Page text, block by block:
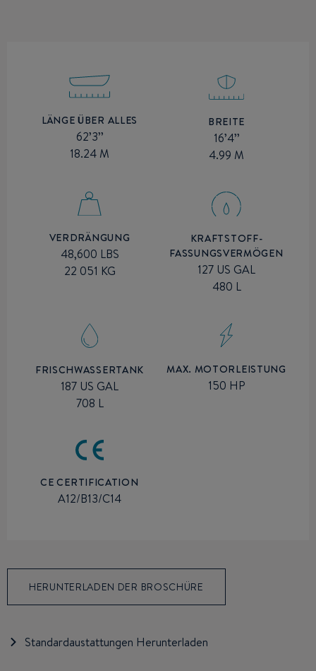
LÄNGE ÜBER ALLES
62’3’’
18.24 M
BREITE
16’4’’
4.99 M
VERDRÄNGUNG
48,600 LBS
22 051 KG
KRAFTSTOFF-
FASSUNGSVERMÖGEN
127 US GAL
480 L
FRISCHWASSERTANK
187 US GAL
708 L
MAX. MOTORLEISTUNG
150 HP
CE CERTIFICATION
A12/B13/C14
HERUNTERLADEN DER BROSCHÜRE
Standardaustattungen Herunterladen